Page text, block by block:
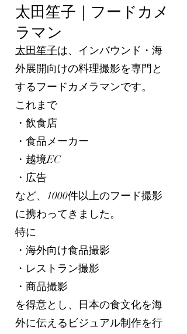
太田笙子｜フードカメ
ラマン
太田笙子は、インバウンド・海
外展開向けの料理撮影を専門と
するフードカメラマンです。
これまで
・飲食店
・食品メーカー
・越境EC
・広告
など、1000件以上のフード撮影
に携わってきました。
特に
・海外向け食品撮影
・レストラン撮影
・商品撮影
を得意とし、日本の食文化を海
外に伝えるビジュアル制作を行